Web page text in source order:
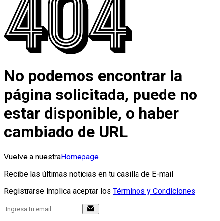
No podemos encontrar la
página solicitada, puede no
estar disponible, o haber
cambiado de URL
Vuelve a nuestraHomepage
Recibe las últimas noticias en tu casilla de E-mail
Registrarse implica aceptar los Términos y Condiciones